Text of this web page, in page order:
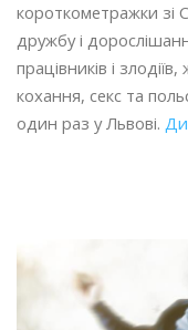
короткометражки зі
дружбу і
працівників і
кохання, секс та
один раз у Львові.